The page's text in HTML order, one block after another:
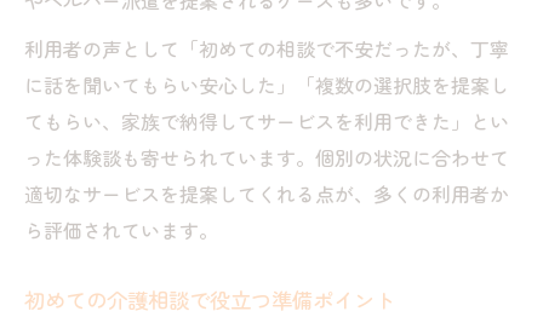
利用者の声として「初めての相談で不安だったが、丁寧
に話を聞いてもらい安心した」「複数の選択肢を提案し
てもらい、家族で納得してサービスを利用できた」とい
った体験談も寄せられています。個別の状況に合わせて
適切なサービスを提案してくれる点が、多くの利用者か
ら評価されています。
初めての介護相談で役立つ準備ポイント